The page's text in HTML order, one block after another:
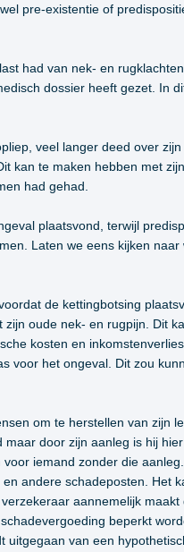
pre-existentie of
had van nek- en
dossier heeft gezet. In
veel langer deed over
kan te maken hebben met
had gehad.
plaatsvond, terwijl
Laten we eens kijken
de kettingbotsing
oude nek- en rugpijn. Dit
kosten en
voor het ongeval. Dit zou
om te herstellen van zijn
maar door zijn aanleg is hij
iemand zonder die
andere schadeposten. Het
aannemelijk maakt
beperkt
van een